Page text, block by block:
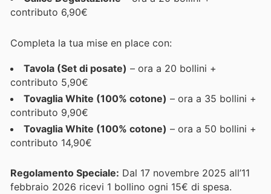
contributo 6,90€
Completa la tua mise en place con:
Tavola (Set di posate) – ora a 20 bollini +
contributo 5,90€
Tovaglia White (100% cotone) – ora a 35 bollini +
contributo 9,90€
Tovaglia White (100% cotone) – ora a 50 bollini +
contributo 14,90€
Regolamento Speciale: Dal 17 novembre 2025 all’11
febbraio 2026 ricevi 1 bollino ogni 15€ di spesa.